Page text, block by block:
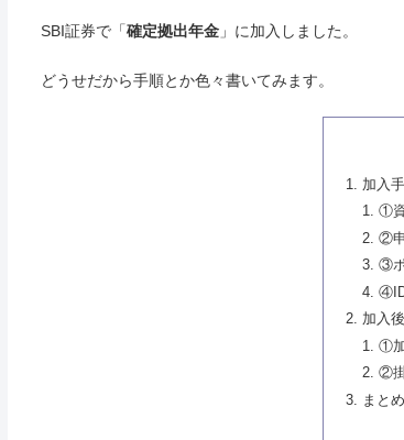
SBI証券で「確定拠出年金」に加入しました。
どうせだから手順とか色々書いてみます。
加入
①
②申
③
④ID
加入
①
②
まとめ